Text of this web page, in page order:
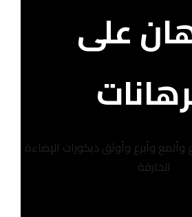
على
وألمع وأبرع وأوثق ديكورات الإضاءة
الخارقة